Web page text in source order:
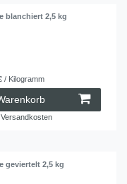
blanchiert 2,5 kg
/ Kilogramm
Versandkosten
geviertelt 2,5 kg